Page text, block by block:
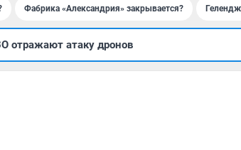
Фабрика «Александрия» закрывается?
отражают атаку дронов